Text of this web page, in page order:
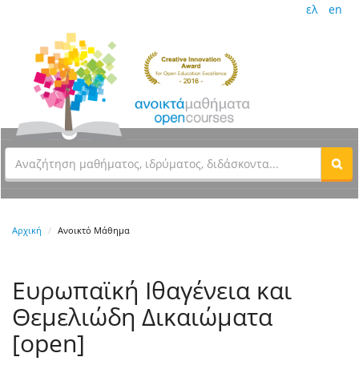
ελ en
Αρχική Ανοικτό Μάθημα
Ευρωπαϊκή Ιθαγένεια και
Θεμελιώδη Δικαιώματα
[open]